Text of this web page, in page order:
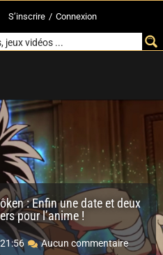
S’inscrire / Connexion
: Enfin une date et deux
pour l’anime !
21:56
Aucun commentaire